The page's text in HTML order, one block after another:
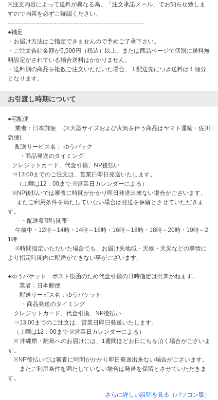
※注文内容によって送料が異なる為、「注文承諾メール」でお知らせ致しま
すので内容を必ずご確認ください。
----------------------------------------------------------------------
●補足
・お届け方法はご指定できませんので予めご了承下さい。
・ご注文合計金額が5,500円（税込）以上、または商品ページで個別に送料無
料設定がされている場合送料はかかりません。
・送料別の商品を複数ご注文いただいた場合、１配送先につき送料は１個分
となります。
お引渡し時期について
●宅配便
業者：日本郵便　 (※大型サイズおよび火気を伴う商品はヤマト運輸・佐川
急便)
配送サービス名： ゆうパック
・商品発送のタイミング
（土曜は12：00まで ※営業日カレンダーによる）
す。
・配送希望時間帯
午前中・12時～14時・14時～16時・16時～18時・18時～20時・19時～2
1時
より指定時間内に配達ができない事がございます。
●ゆうパケット　ポスト投函のため代金引換の日時指定は出来かねます。
業者：日本郵便
配送サービス名：ゆうパケット
・商品発送のタイミング
クレジットカード、代金引換、NP後払い
⇒13:00までのご注文は、営業日即日発送いたします。
（土曜は12：00まで ※営業日カレンダーによる）
※ 沖縄県・離島へのお届けには、1週間ほどお日にちを頂く場合がございま
す。
※NP後払いでは審査に時間がかかり即日発送出来ない場合がございます。
またご利用条件を満たしていない場合は発送を保留とさせていただきま
す。
さらに詳しい説明を見る（パソコン版）